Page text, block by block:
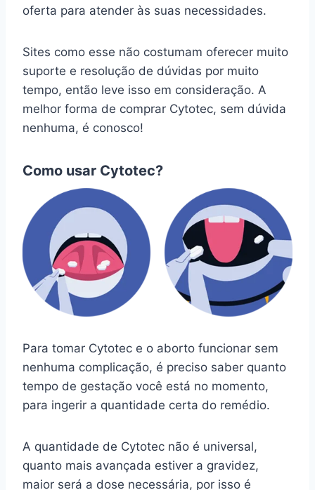
oferta para atender às suas necessidades.
Sites como esse não costumam oferecer muito
suporte e resolução de dúvidas por muito
tempo, então leve isso em consideração. A
melhor forma de comprar Cytotec, sem dúvida
nenhuma, é conosco!
Como usar Cytotec?
Para tomar Cytotec e o aborto funcionar sem
nenhuma complicação, é preciso saber quanto
tempo de gestação você está no momento,
para ingerir a quantidade certa do remédio.
A quantidade de Cytotec não é universal,
quanto mais avançada estiver a gravidez,
maior será a dose necessária, por isso é